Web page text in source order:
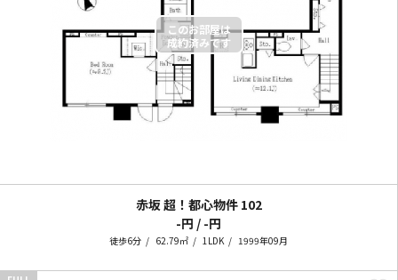
赤坂 超！都心物件 102
-円 / -円
徒歩6分 62.79㎡ 1LDK 1999年09月